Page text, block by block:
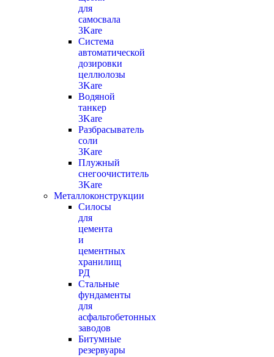
для
самосвала
3Kare
Система
автоматической
дозировки
целлюлозы
3Kare
Водяной
танкер
3Kare
Разбрасыватель
соли
3Kare
Плужный
снегоочиститель
3Kare
Металлоконструкции
Силосы
для
цемента
и
цементных
хранилищ
РД
Стальные
фундаменты
для
асфальтобетонных
заводов
Битумные
резервуары